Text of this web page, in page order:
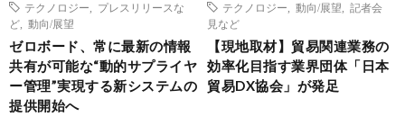
テクノロジー
プレスリリースな
ど
動向/展望
ゼロボード、常に最新の情報
共有が可能な“動的サプライヤ
ー管理”実現する新システムの
提供開始へ
テクノロジー
動向/展望
記者会
見など
【現地取材】貿易関連業務の
効率化目指す業界団体「日本
貿易DX協会」が発足